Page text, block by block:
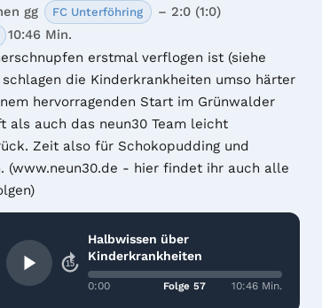
gg FC Unterföhring – 2:0 (1:0)
10:46 Min.
erstmal verflogen ist (siehe
schlagen die Kinderkrankheiten umso härter
hervorragenden Start im Grünwalder
als auch das neun30 Team leicht
Zeit also für Schokopudding und
(www.neun30.de - hier findet ihr auch alle
15
Halbwissen über
Kinderkrankheiten
0:00 Folge 57 10:46 Min.